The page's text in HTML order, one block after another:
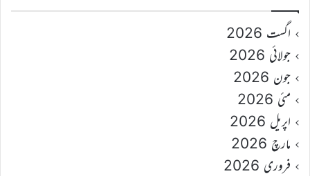
اگست 2026
جولائی 2026
جون 2026
مئی 2026
اپریل 2026
مارچ 2026
فروری 2026